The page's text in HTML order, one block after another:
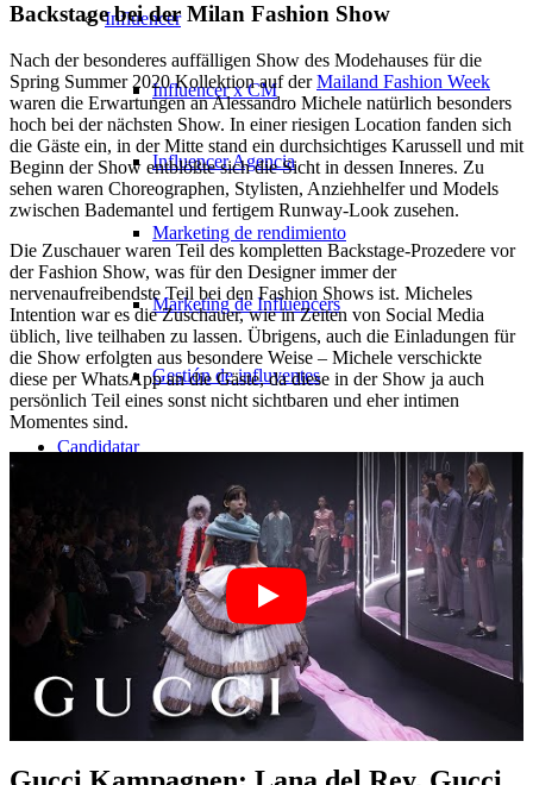
Influencer
Influencer x CM
Influencer Agencia
Marketing de rendimiento
Marketing de Influencers
Gestión de influyentes
Candidatar
Conviértete en modelo 2026
Conviértete en modelo 2026
Modelo Podcast
Fashion Weeks
Backstage bei der Milan Fashion Show
Nach der besonderes auffälligen Show des Modehauses für die
Spring Summer 2020 Kollektion auf derMailand Fashion Week
waren die Erwartungen an Alessandro Michele natürlich besonders
hoch bei der nächsten Show. In einer riesigen Location fanden sich
die Gäste ein, in der Mitte stand ein durchsichtiges Karussell und mit
Beginn der Show entblößte sich die Sicht in dessen Inneres. Zu
sehen waren Choreographen, Stylisten, Anziehhelfer und Models
zwischen Bademantel und fertigem Runway-Look zusehen.
Die Zuschauer waren Teil des kompletten Backstage-Prozedere vor
der Fashion Show, was für den Designer immer der
nervenaufreibendste Teil bei den Fashion Shows ist. Micheles
Intention war es die Zuschauer, wie in Zeiten von Social Media
üblich, live teilhaben zu lassen. Übrigens, auch die Einladungen für
die Show erfolgten aus besondere Weise – Michele verschickte
diese per WhatsApp an die Gäste, da diese in der Show ja auch
persönlich Teil eines sonst nicht sichtbaren und eher intimen
Momentes sind.